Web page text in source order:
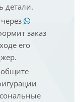
детали.
заказ
его